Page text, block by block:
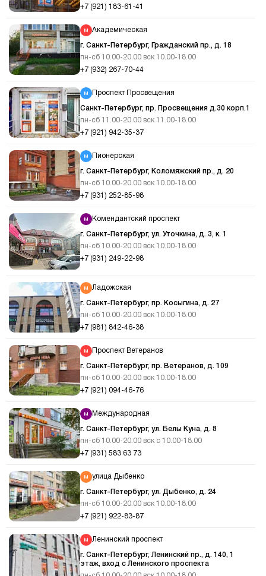
+7 (921) 183-61-41
Академическая
г. Санкт-Петербург, Гражданский пр., д. 18
пн-сб 10.00-20.00 вск 10.00-18.00
+7 (932) 267-70-44
Проспект Просвещения
Санкт-Петербург, пр. Просвещения д.30 корп.1
пн-сб 11.00-20.00 вск 11.00-18.00
+7 (921) 942-35-37
Пионерская
г. Санкт-Петербург, Коломяжский пр., д. 20
пн-сб 10.00-20.00 вск 10.00-18.00
+7 (931) 252-85-98
Комендантский проспект
г. Санкт-Петербург, ул. Уточкина, д. 3, к. 1
пн-сб 10.00-20.00 вск 10.00-18.00
+7 (931) 249-22-98
Ладожская
г. Санкт-Петербург, пр. Косыгина, д. 27
пн-сб 10.00-20.00 вск 10.00-18.00
+7 (981) 842-46-38
Проспект Ветеранов
г. Санкт-Петербург, пр. Ветеранов, д. 109
пн-сб 10.00-20.00 вск 10.00-18.00
+7 (921) 094-46-76
Международная
г. Санкт-Петербург, ул. Белы Куна, д. 8
пн-сб 10.00-20.00 вск с 10.00-18.00
+7 (931) 583 63 73
улица Дыбенко
г. Санкт-Петербург, ул. Дыбенко, д. 24
пн-сб 10.00-20.00 вск 10.00-18.00
+7 (921) 922-83-87
Ленинский проспект
г. Санкт-Петербург, Ленинский пр., д. 140, 1
этаж, вход с Ленинского проспекта